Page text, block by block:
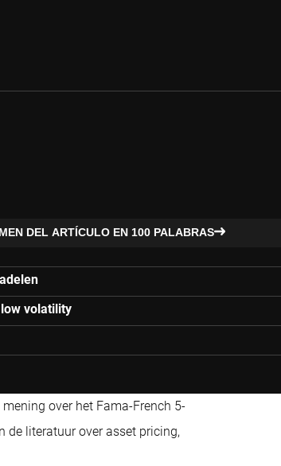
DEL ARTÍCULO EN 100 PALABRAS
volatility
over het Fama-French 5-
de literatuur over asset pricing,